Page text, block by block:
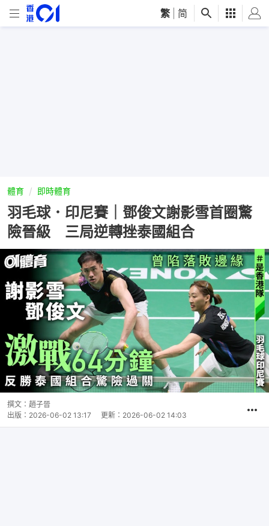
繁 简
體育 即時體育
羽毛球．印尼賽｜鄧俊文謝影雪首圈驚
險晉級 三局逆轉挫泰國組合
撰文： 趙子晉
出版： 2026-06-02 13:17 更新： 2026-06-02 14:03